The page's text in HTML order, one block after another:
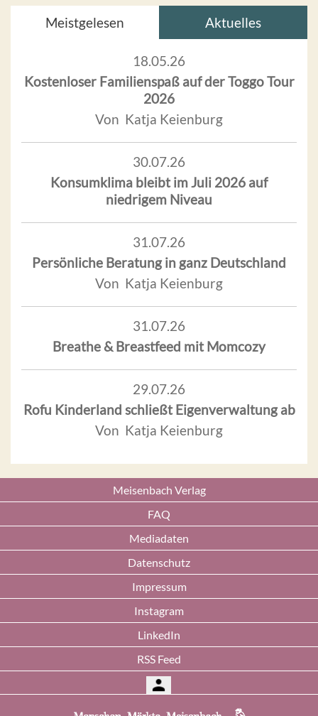
Meistgelesen Aktuelles
18.05.26
Kostenloser Familienspaß auf der Toggo Tour
2026
Von Katja Keienburg
30.07.26
Konsumklima bleibt im Juli 2026 auf
niedrigem Niveau
31.07.26
Persönliche Beratung in ganz Deutschland
Von Katja Keienburg
31.07.26
Breathe & Breastfeed mit Momcozy
29.07.26
Rofu Kinderland schließt Eigenverwaltung ab
Von Katja Keienburg
Meisenbach Verlag
FAQ
Mediadaten
Datenschutz
Impressum
Instagram
LinkedIn
RSS Feed